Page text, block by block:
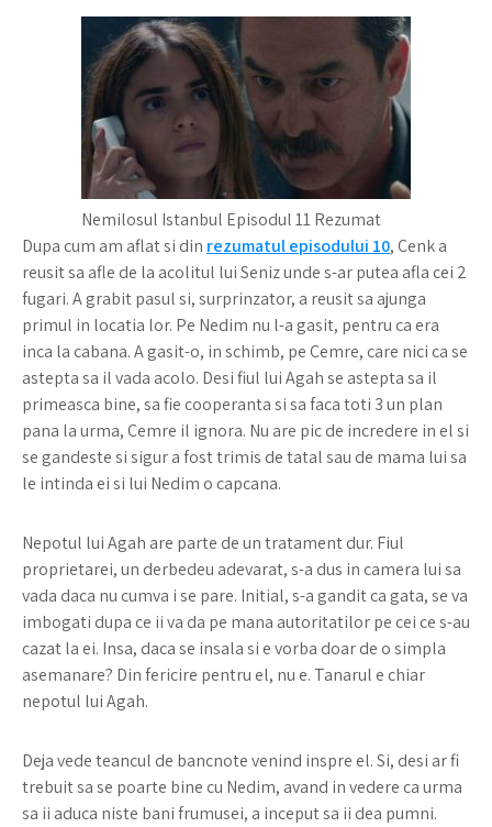
Nemilosul Istanbul Episodul 11 Rezumat
Dupa cum am aflat si din rezumatul episodului 10, Cenk a
reusit sa afle de la acolitul lui Seniz unde s-ar putea afla cei 2
fugari. A grabit pasul si, surprinzator, a reusit sa ajunga
primul in locatia lor. Pe Nedim nu l-a gasit, pentru ca era
inca la cabana. A gasit-o, in schimb, pe Cemre, care nici ca se
astepta sa il vada acolo. Desi fiul lui Agah se astepta sa il
primeasca bine, sa fie cooperanta si sa faca toti 3 un plan
pana la urma, Cemre il ignora. Nu are pic de incredere in el si
se gandeste si sigur a fost trimis de tatal sau de mama lui sa
le intinda ei si lui Nedim o capcana.
Nepotul lui Agah are parte de un tratament dur. Fiul
proprietarei, un derbedeu adevarat, s-a dus in camera lui sa
vada daca nu cumva i se pare. Initial, s-a gandit ca gata, se va
imbogati dupa ce ii va da pe mana autoritatilor pe cei ce s-au
cazat la ei. Insa, daca se insala si e vorba doar de o simpla
asemanare? Din fericire pentru el, nu e. Tanarul e chiar
nepotul lui Agah.
Deja vede teancul de bancnote venind inspre el. Si, desi ar fi
trebuit sa se poarte bine cu Nedim, avand in vedere ca urma
sa ii aduca niste bani frumusei, a inceput sa ii dea pumni.